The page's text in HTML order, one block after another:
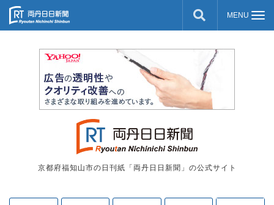
京都府福知山市の日刊紙「両丹日日新聞」の公式サイト